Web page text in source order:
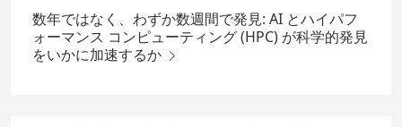
数年ではなく、わずか数週間で発見: AI とハイパフ
ォーマンス コンピューティング (HPC) が科学的発見
をいかに加速するか